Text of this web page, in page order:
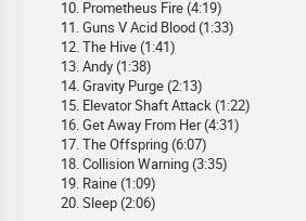
10. Prometheus Fire (4:19)
11. Guns V Acid Blood (1:33)
12. The Hive (1:41)
13. Andy (1:38)
14. Gravity Purge (2:13)
15. Elevator Shaft Attack (1:22)
16. Get Away From Her (4:31)
17. The Offspring (6:07)
18. Collision Warning (3:35)
19. Raine (1:09)
20. Sleep (2:06)